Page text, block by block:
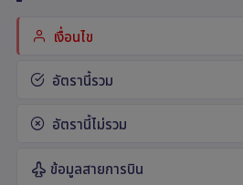
เงื่อนไข
อัตรานี้รวม
อัตรานี้ไม่รวม
ข้อมูลสายการบิน